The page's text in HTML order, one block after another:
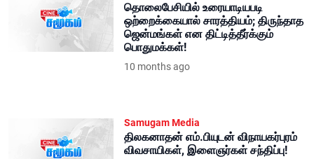
தொலைபேசியில் உரையாடியபடி
ஒற்றைக்கையால் சாரத்தியம்; திருந்தாத
ஜென்மங்கள் என திட்டித்தீர்க்கும்
பொதுமக்கள்!
10 months ago
Samugam Media
திலகனாதன் எம்.பியுடன் விநாயகர்புரம்
விவசாயிகள், இளைஞர்கள் சந்திப்பு!